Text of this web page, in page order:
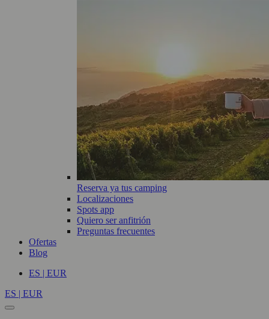
Reserva ya tus camping
Localizaciones
Spots app
Quiero ser anfitrión
Preguntas frecuentes
Ofertas
Blog
ES | EUR
ES | EUR